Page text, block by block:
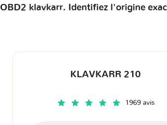
OBD2 klavkarr. Identifiez l'origine
KLAVKARR 210
1969 avis